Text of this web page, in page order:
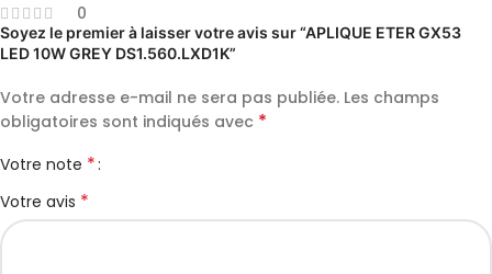
0
Soyez le premier à laisser votre avis sur “APLIQUE ETER GX53
LED 10W GREY DS1.560.LXD1K”
Votre adresse e-mail ne sera pas publiée. Les champs
obligatoires sont indiqués avec *
Votre note *
Votre avis *